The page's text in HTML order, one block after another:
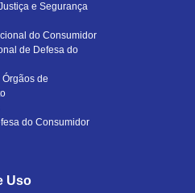
e Segurança
do Consumidor
de Defesa do
de
do Consumidor
Uso